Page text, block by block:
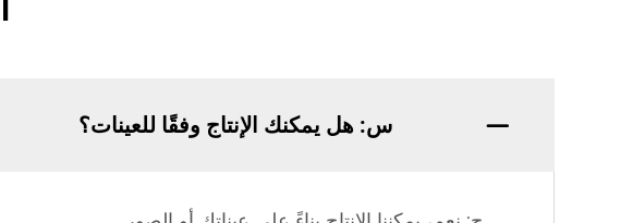
س: هل يمكنك الإنتاج وفقًا للعينات؟